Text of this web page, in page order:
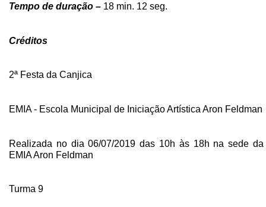
Tempo de duração – 18 min. 12 seg.
Créditos
2ª Festa da Canjica
EMIA - Escola Municipal de Iniciação Artística Aron Feldman
Realizada no dia 06/07/2019 das 10h às 18h na sede da
EMIA Aron Feldman
Turma 9